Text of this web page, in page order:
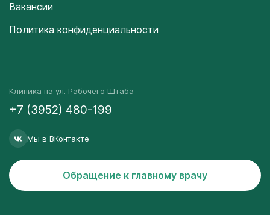
Вакансии
Политика конфиденциальности
Клиника на ул. Рабочего Штаба
+7 (3952) 480-199
Мы в ВКонтакте
Обращение к главному врачу